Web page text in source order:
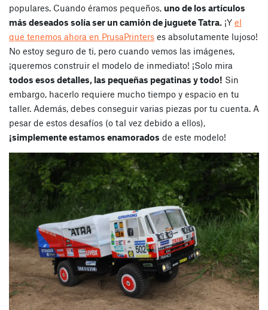
populares. Cuando éramos pequeños, uno de los artículos
más deseados solía ser un camión de juguete Tatra. ¡Y el
que tenemos ahora en PrusaPrinters es absolutamente lujoso!
No estoy seguro de ti, pero cuando vemos las imágenes,
¡queremos construir el modelo de inmediato! ¡Solo mira
todos esos detalles, las pequeñas pegatinas y todo! Sin
embargo, hacerlo requiere mucho tiempo y espacio en tu
taller. Además, debes conseguir varias piezas por tu cuenta. A
pesar de estos desafíos (o tal vez debido a ellos),
¡simplemente estamos enamorados de este modelo!